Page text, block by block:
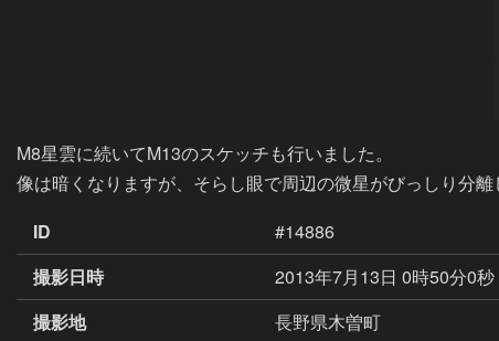
M8星雲に続いてM13のスケッチも行いました。
像は暗くなりますが、そらし眼で周辺の微星がびっしり分
ID
#14886
撮影日時
2013年7月13日 0時50分0秒
撮影地
長野県木曽町